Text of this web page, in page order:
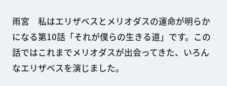
雨宮 私はエリザベスとメリオダスの運命が明らか
になる第10話「それが僕らの生きる道」です。この
話ではこれまでメリオダスが出会ってきた、いろん
なエリザベスを演じました。